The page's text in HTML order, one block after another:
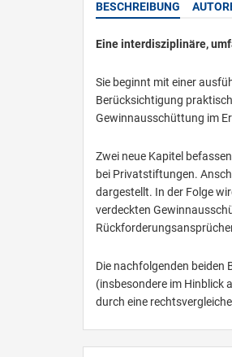
BESCHREIBUNG
Eine interdisziplinäre,
Sie beginnt mit einer
Berücksichtigung
Gewinnausschüttung im
Zwei neue Kapitel
bei Privatstiftungen.
dargestellt. In der Folge
verdeckten
Die nachfolgenden beiden
(insbesondere im Hinblick
durch eine